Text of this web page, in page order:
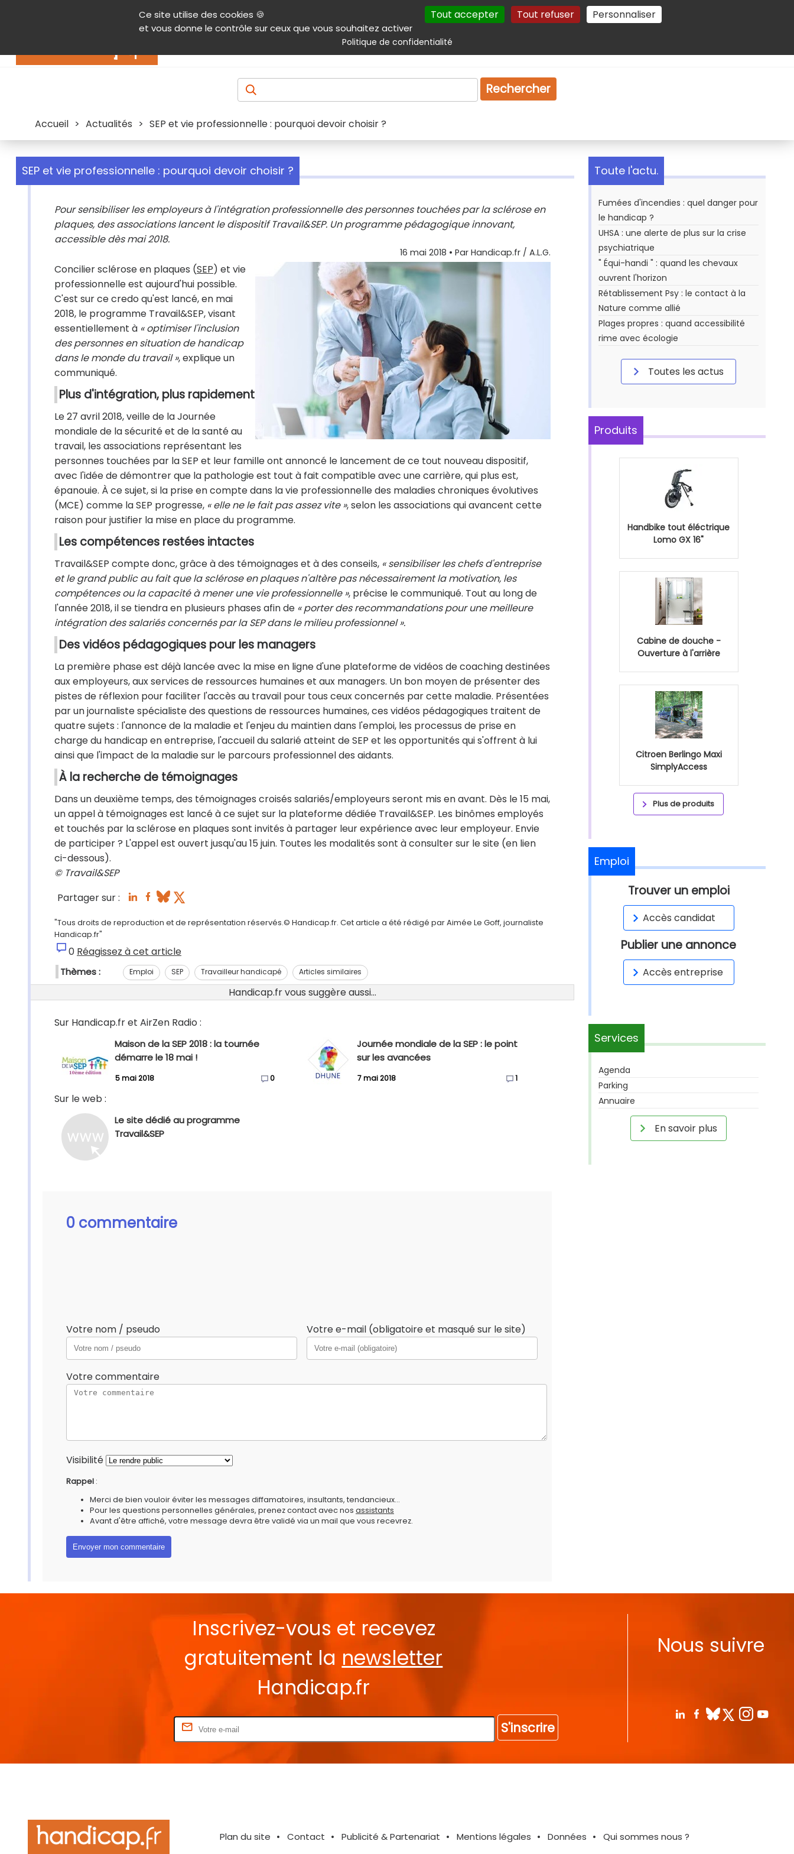
Ce site utilise des cookies 🍪
et vous donne le contrôle sur ceux que vous souhaitez activer
Tout accepter Tout refuser Personnaliser
Politique de confidentialité
Contenu Aide et accessibilité Menu principal Autres services Plan du site Gestion des cookies
Produits & services Emploi Droit
Rechercher
Accueil > Actualités > SEP et vie professionnelle : pourquoi devoir choisir ?
SEP et vie professionnelle : pourquoi devoir choisir ?
Pour sensibiliser les employeurs à l'intégration professionnelle des personnes touchées par la sclérose en
plaques, des associations lancent le dispositif Travail&SEP. Un programme pédagogique innovant,
accessible dès mai 2018.
16 mai 2018 • Par Handicap.fr / A.L.G.
Concilier sclérose en plaques (SEP) et vie
professionnelle est aujourd'hui possible.
C'est sur ce credo qu'est lancé, en mai
2018, le programme Travail&SEP, visant
essentiellement à « optimiser l'inclusion
des personnes en situation de handicap
dans le monde du travail », explique un
communiqué.
Plus d'intégration, plus rapidement
Le 27 avril 2018, veille de la Journée
mondiale de la sécurité et de la santé au
travail, les associations représentant les
personnes touchées par la SEP et leur famille ont annoncé le lancement de ce tout nouveau dispositif,
avec l'idée de démontrer que la pathologie est tout à fait compatible avec une carrière, qui plus est,
épanouie. À ce sujet, si la prise en compte dans la vie professionnelle des maladies chroniques évolutives
(MCE) comme la SEP progresse, « elle ne le fait pas assez vite », selon les associations qui avancent cette
raison pour justifier la mise en place du programme.
Les compétences restées intactes
Travail&SEP compte donc, grâce à des témoignages et à des conseils, « sensibiliser les chefs d'entreprise
et le grand public au fait que la sclérose en plaques n'altère pas nécessairement la motivation, les
compétences ou la capacité à mener une vie professionnelle », précise le communiqué. Tout au long de
l'année 2018, il se tiendra en plusieurs phases afin de « porter des recommandations pour une meilleure
intégration des salariés concernés par la SEP dans le milieu professionnel ».
Des vidéos pédagogiques pour les managers
La première phase est déjà lancée avec la mise en ligne d'une plateforme de vidéos de coaching destinées
aux employeurs, aux services de ressources humaines et aux managers. Un bon moyen de présenter des
pistes de réflexion pour faciliter l'accès au travail pour tous ceux concernés par cette maladie. Présentées
par un journaliste spécialiste des questions de ressources humaines, ces vidéos pédagogiques traitent de
quatre sujets : l'annonce de la maladie et l'enjeu du maintien dans l'emploi, les processus de prise en
charge du handicap en entreprise, l'accueil du salarié atteint de SEP et les opportunités qui s'offrent à lui
ainsi que l'impact de la maladie sur le parcours professionnel des aidants.
À la recherche de témoignages
Dans un deuxième temps, des témoignages croisés salariés/employeurs seront mis en avant. Dès le 15 mai,
un appel à témoignages est lancé à ce sujet sur la plateforme dédiée Travail&SEP. Les binômes employés
et touchés par la sclérose en plaques sont invités à partager leur expérience avec leur employeur. Envie
de participer ? L'appel est ouvert jusqu'au 15 juin. Toutes les modalités sont à consulter sur le site (en lien
ci-dessous).
© Travail&SEP
Partager sur :
"Tous droits de reproduction et de représentation réservés.© Handicap.fr. Cet article a été rédigé par Aimée Le Goff, journaliste
Handicap.fr"
0 Réagissez à cet article
Thèmes : Emploi SEP Travailleur handicapé Articles similaires
Handicap.fr vous suggère aussi...
Sur Handicap.fr et AirZen Radio :
Maison de la SEP 2018 : la tournée
démarre le 18 mai !
5 mai 2018 0
Journée mondiale de la SEP : le point
sur les avancées
7 mai 2018 1
Sur le web :
Le site dédié au programme
Travail&SEP
0 commentaire
Votre nom / pseudo Votre e-mail (obligatoire et masqué sur le site)
Votre commentaire
Visibilité
Rappel :
Merci de bien vouloir éviter les messages diffamatoires, insultants, tendancieux...
Pour les questions personnelles générales, prenez contact avec nos assistants
Avant d'être affiché, votre message devra être validé via un mail que vous recevrez.
Toute l'actu.
Fumées d'incendies : quel danger pour
le handicap ?
UHSA : une alerte de plus sur la crise
psychiatrique
" Équi-handi " : quand les chevaux
ouvrent l'horizon
Rétablissement Psy : le contact à la
Nature comme allié
Plages propres : quand accessibilité
rime avec écologie
Toutes les actus
Produits
Handbike tout éléctrique
Lomo GX 16"
Cabine de douche -
Ouverture à l'arrière
Citroen Berlingo Maxi
SimplyAccess
Plus de produits
Emploi
Trouver un emploi
Accès candidat
Publier une annonce
Accès entreprise
Services
Agenda
Parking
Annuaire
En savoir plus
Inscrivez-vous et recevez
gratuitement la newsletter
Handicap.fr
S'inscrire
Nous suivre
Plan du site Contact Publicité & Partenariat Mentions légales Données Qui sommes nous ?